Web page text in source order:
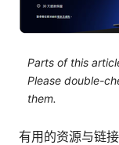
Parts of this
Please double-
them.
有用的资源与链